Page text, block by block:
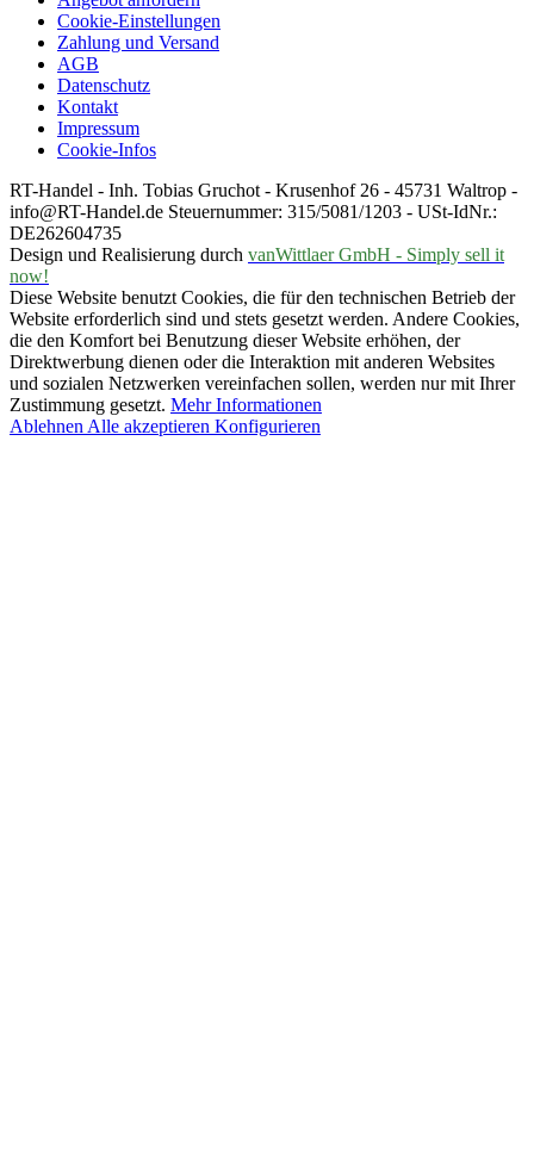
Cookie-Einstellungen
Zahlung und Versand
AGB
Datenschutz
Kontakt
Impressum
Cookie-Infos
RT-Handel - Inh. Tobias Gruchot - Krusenhof 26 - 45731 Waltrop -
info@RT-Handel.de Steuernummer: 315/5081/1203 - USt-IdNr.:
DE262604735
Design und Realisierung durch vanWittlaer GmbH - Simply sell it
now!
Diese Website benutzt Cookies, die für den technischen Betrieb der
Website erforderlich sind und stets gesetzt werden. Andere Cookies,
die den Komfort bei Benutzung dieser Website erhöhen, der
Direktwerbung dienen oder die Interaktion mit anderen Websites
und sozialen Netzwerken vereinfachen sollen, werden nur mit Ihrer
Zustimmung gesetzt. Mehr Informationen
Ablehnen Alle akzeptieren Konfigurieren